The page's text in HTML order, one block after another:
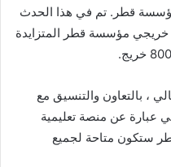
لمؤسسة قطر. تم في هذا الحدث
خريجي مؤسسة قطر المتزايدة
، بالتعاون والتنسيق مع
عبارة عن منصة تعليمية
ستكون متاحة لجميع